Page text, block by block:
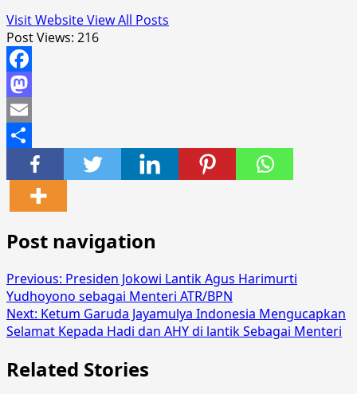
Visit WebsiteView All Posts
Post Views: 216
Facebook
Mastodon
Email
Share
Post navigation
Previous: Presiden Jokowi Lantik Agus Harimurti
Yudhoyono sebagai Menteri ATR/BPN
Next: Ketum Garuda Jayamulya Indonesia Mengucapkan
Selamat Kepada Hadi dan AHY di lantik Sebagai Menteri
Related Stories